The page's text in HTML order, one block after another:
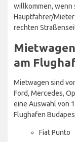
willkommen, wenn
Hauptfahrer/
rechten
am
Mietwagen sind
Ford, Mercedes,
eine Auswahl von
Flughafen
Fiat Punto